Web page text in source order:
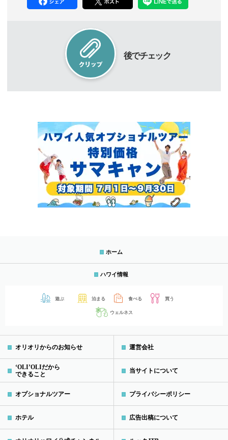
後でチェック
ホーム
ハワイ情報
遊ぶ 泊まる 食べる 買う
ウェルネス
オリオリからのお知らせ
‘OLI’OLIだから
できること
オプショナルツアー
ホテル
運営会社
当サイトについて
プライバシーポリシー
広告出稿について